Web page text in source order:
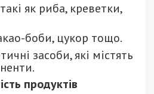
як риба, креветки,
боби, цукор тощо.
засоби, які містять
продуктів